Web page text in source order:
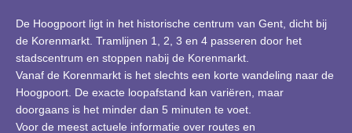
De Hoogpoort ligt in het historische centrum van Gent, dicht bij
de Korenmarkt. Tramlijnen 1, 2, 3 en 4 passeren door het
stadscentrum en stoppen nabij de Korenmarkt.
Vanaf de Korenmarkt is het slechts een korte wandeling naar de
Hoogpoort. De exacte loopafstand kan variëren, maar
doorgaans is het minder dan 5 minuten te voet.
Voor de meest actuele informatie over routes en